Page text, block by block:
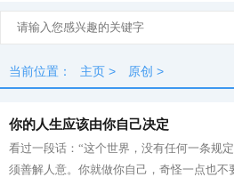
当前位置： 主页 > 原创 >
你的人生应该由你自己决定
看过一段话：“这个世界，没有任何一条规
须善解人意。你就做你自己，奇怪一点也不